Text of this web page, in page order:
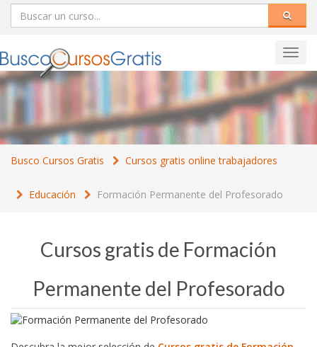
Busco Cursos Gratis Cursos gratis online trabajadores
Educación Formación Permanente del Profesorado
Cursos gratis de Formación
Permanente del Profesorado